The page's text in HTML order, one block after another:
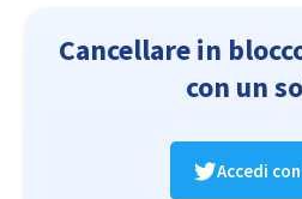
Cancellare in
con un
Accedi